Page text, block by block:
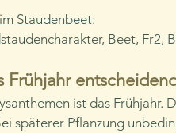
im Staudenbeet:
Beet, Fr2,
Frühjahr
ist das Frühjahr.
späterer Pflanzung